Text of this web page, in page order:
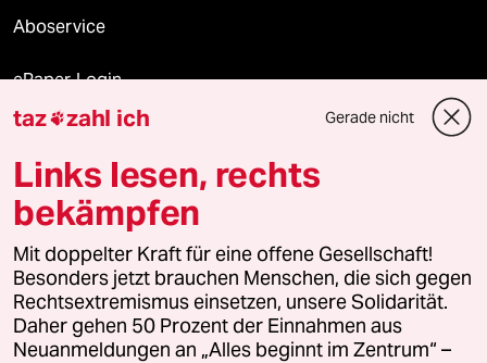
Aboservice
ePaper Login
Downloads für Abonnierende
© 2026 taz Verlags und Vertriebs GmbH
Alle Rechte vorbehalten. Bei rechtlichen Fragen oder für Genehmigungen
wenden Sie sich bitte an
lizenzen@taz.de
Feedback Redaktionsstatut Kommune-Richtlinien
taz zahl ich Gerade nicht
Links lesen, rechts
bekämpfen
Mit doppelter Kraft für eine offene Gesellschaft!
Besonders jetzt brauchen Menschen, die sich gegen
Rechtsextremismus einsetzen, unsere Solidarität.
Daher gehen 50 Prozent der Einnahmen aus
Neuanmeldungen an „Alles beginnt im Zentrum“ –